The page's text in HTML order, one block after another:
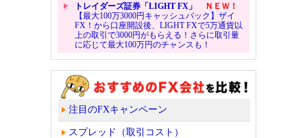
トレイダーズ証券「LIGHT FX」
ＮＥＷ！
【最大100万3000円キャッシュバック】ザイ
FX！から口座開設後、LIGHT FXで5万通貨以
上の取引で3000円がもらえる！さらに取引量
に応じて最大100万円のチャンスも！
注目のFXキャンペーン
スプレッド（取引コスト）